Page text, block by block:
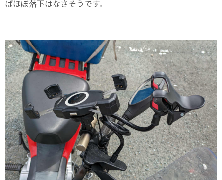
ばほぼ落下はなさそうです。